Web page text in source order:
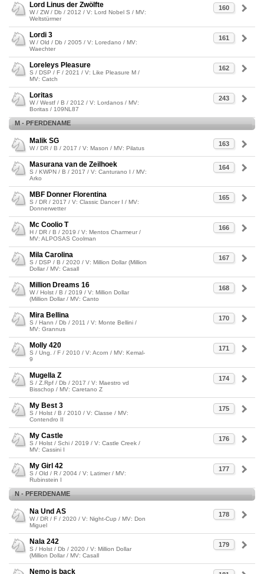
160
Lord Linus der Zwölfte
W / ZW / Db / 2012 / V: Lord Nobel S / MV:
Weltstürmer
161
Lordi 3
W / Old / Db / 2005 / V: Loredano / MV:
Waechter
162
Loreleys Pleasure
S / DSP / F / 2021 / V: Like Pleasure M /
MV: Catch
243
Loritas
W / Westf / B / 2012 / V: Lordanos / MV:
Boritas / 109NL87
M - PFERDENAME
163
Malik SG
W / DR / B / 2017 / V: Mason / MV: Pilatus
164
Masurana van de Zeilhoek
S / KWPN / B / 2017 / V: Canturano I / MV:
Arko
165
MBF Donner Florentina
S / DR / 2017 / V: Classic Dancer I / MV:
Donnerwetter
166
Mc Coolio T
H / DR / B / 2019 / V: Mentos Charmeur /
MV: ALPOSAS Coolman
167
Mila Carolina
S / DSP / B / 2020 / V: Million Dollar (Million
Dollar / MV: Casall
168
Million Dreams 16
W / Holst / B / 2019 / V: Million Dollar
(Million Dollar / MV: Canto
170
Mira Bellina
S / Hann / Db / 2011 / V: Monte Bellini /
MV: Grannus
171
Molly 420
S / Ung. / F / 2010 / V: Acorn / MV: Kemal-
9
174
Mugella Z
S / Z.Rpf / Db / 2017 / V: Maestro vd
Bisschop / MV: Caretano Z
175
My Best 3
S / Holst / B / 2010 / V: Classe / MV:
Contendro II
176
My Castle
S / Holst / Schi / 2019 / V: Castle Creek /
MV: Cassini I
177
My Girl 42
S / Old / R / 2004 / V: Latimer / MV:
Rubinstein I
N - PFERDENAME
178
Na Und AS
W / DR / F / 2020 / V: Night-Cup / MV: Don
Miguel
179
Nala 242
S / Holst / Db / 2020 / V: Million Dollar
(Million Dollar / MV: Casall
Nemo is back